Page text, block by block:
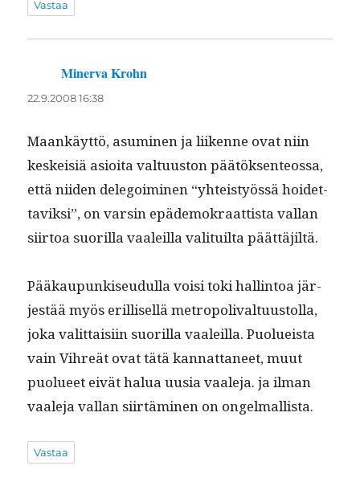
Vastaa
Minerva Krohn
22.9.2008 16:38
Maankäyt­tö, asum­i­nen ja liikenne ovat niin
keskeisiä asioi­ta val­tu­us­ton päätök­sen­teossa,
että niiden dele­goimi­nen “yhteistyössä hoidet­
taviksi”, on varsin epädemokraat­tista val­lan
siir­toa suo­ril­la vaaleil­la val­i­tu­il­ta päättäjiltä.
Pääkaupunkiseudul­la voisi toki hallintoa jär­
jestää myös eril­lisel­lä metropo­li­val­tu­us­tol­la,
joka valit­taisi­in suo­ril­la vaaleil­la. Puolueista
vain Vihreät ovat tätä kan­nat­ta­neet, muut
puolueet eivät halua uusia vaale­ja. ja ilman
vaale­ja val­lan siirtämi­nen on ongelmallista.
Vastaa